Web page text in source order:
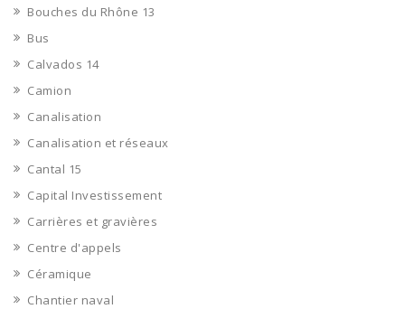
Bouches du Rhône 13
Bus
Calvados 14
Camion
Canalisation
Canalisation et réseaux
Cantal 15
Capital Investissement
Carrières et gravières
Centre d'appels
Céramique
Chantier naval